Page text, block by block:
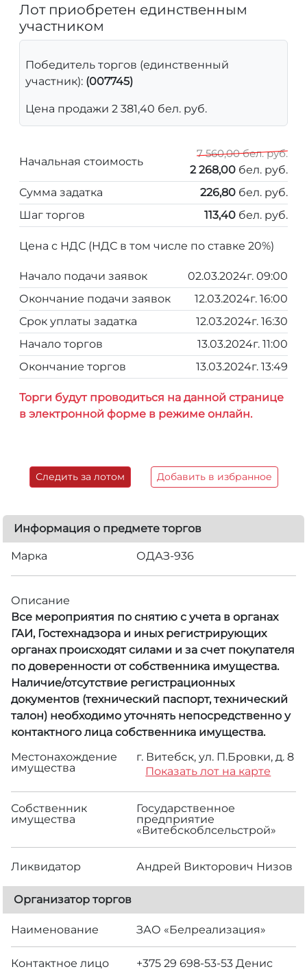
Лот приобретен единственным
участником
Победитель торгов (единственный
участник): (007745)
Цена продажи 2 381,40 бел. руб.
Начальная стоимость
7 560,00 бел. руб.
2 268,00 бел. руб.
Сумма задатка
226,80 бел. руб.
Шаг торгов
113,40 бел. руб.
Цена с НДС (НДС в том числе по ставке 20%)
Начало подачи заявок
02.03.2024г. 09:00
Окончание подачи заявок
12.03.2024г. 16:00
Срок уплаты задатка
12.03.2024г. 16:30
Начало торгов
13.03.2024г. 11:00
Окончание торгов
13.03.2024г. 13:49
Торги будут проводиться на данной странице
в электронной форме в режиме онлайн.
Следить за лотом Добавить в избранное
Информация о предмете торгов
Марка ОДАЗ-936
Описание
Все мероприятия по снятию с учета в органах
ГАИ, Гостехнадзора и иных регистрирующих
органах происходят силами и за счет покупателя
по доверенности от собственника имущества.
Наличие/отсутствие регистрационных
документов (технический паспорт, технический
талон) необходимо уточнять непосредственно у
контактного лица собственника имущества.
Местонахождение
имущества
г. Витебск, ул. П.Бровки, д. 8
Показать лот на карте
Собственник
имущества
Государственное
предприятие
«Витебскоблсельстрой»
Ликвидатор Андрей Викторович Низов
Организатор торгов
Наименование ЗАО «Белреализация»
Контактное лицо +375 29 698-53-53 Денис